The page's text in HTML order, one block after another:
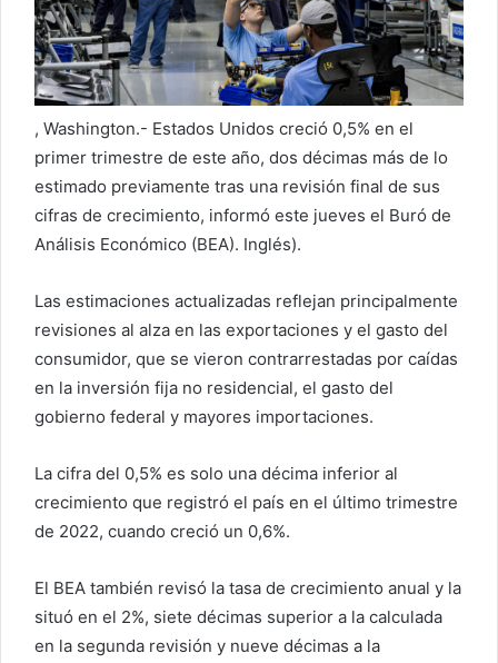
c
t
r
c
o
, Washington.- Estados Unidos creció 0,5% en el
primer trimestre de este año, dos décimas más de lo
estimado previamente tras una revisión final de sus
cifras de crecimiento, informó este jueves el Buró de
Análisis Económico (BEA). Inglés).
Las estimaciones actualizadas reflejan principalmente
revisiones al alza en las exportaciones y el gasto del
consumidor, que se vieron contrarrestadas por caídas
en la inversión fija no residencial, el gasto del
gobierno federal y mayores importaciones.
La cifra del 0,5% es solo una décima inferior al
crecimiento que registró el país en el último trimestre
de 2022, cuando creció un 0,6%.
El BEA también revisó la tasa de crecimiento anual y la
situó en el 2%, siete décimas superior a la calculada
en la segunda revisión y nueve décimas a la